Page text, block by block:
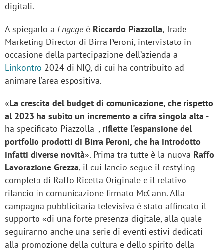
digitali.
A spiegarlo a Engageè Riccardo Piazzolla, Trade
Marketing Director di Birra Peroni, intervistato in
occasione della partecipazione dell’azienda a
Linkontro 2024 di NIQ, di cui ha contribuito ad
animare l’area espositiva.
«La crescita del budget di comunicazione, che rispetto
al 2023 ha subìto un incremento a cifra singola alta -
ha specificato Piazzolla -, riflette l'espansione del
portfolio prodotti di Birra Peroni, che ha introdotto
infatti diverse novità». Prima tra tutte è la nuova Raffo
Lavorazione Grezza, il cui lancio segue il restyling
completo di Raffo Ricetta Originale e il relativo
rilancio in comunicazione firmato McCann. Alla
campagna pubblicitaria televisiva è stato affincato il
supporto «di una forte presenza digitale, alla quale
seguiranno anche una serie di eventi estivi dedicati
alla promozione della cultura e dello spirito della